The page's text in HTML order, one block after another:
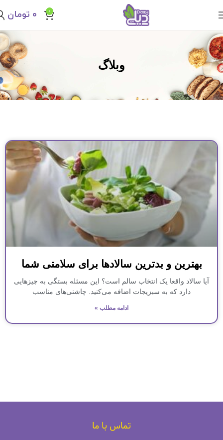
0 ۰ تومان
وبلاگ
بهترین و بدترین سالادها برای سلامتی شما
آیا سالاد واقعا یک انتخاب سالم است؟ این مسئله بستگی به چیزهایی
دارد که به سبزیجات اضافه می‌کنید. چاشنی‌های مناسب
ادامه مطلب »
تماس با ما